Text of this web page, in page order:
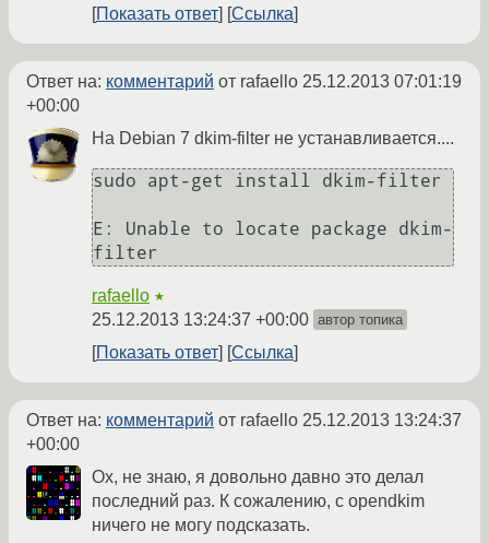
Показать ответ Ссылка
Ответ на: комментарий от rafaello 25.12.2013 07:01:19
+00:00
На Debian 7 dkim-filter не устанавливается....
sudo apt-get install dkim-filter
E: Unable to locate package dkim-
filter
rafaello ★
25.12.2013 13:24:37 +00:00 автор топика
Показать ответ Ссылка
Ответ на: комментарий от rafaello 25.12.2013 13:24:37
+00:00
Ох, не знаю, я довольно давно это делал
последний раз. К сожалению, с opendkim
ничего не могу подсказать.